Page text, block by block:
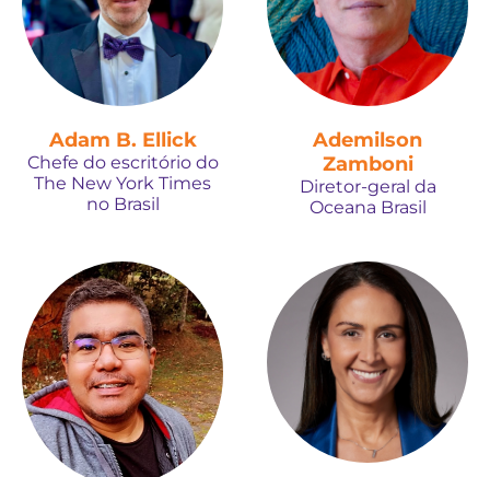
Adam B. Ellick
Chefe do escritório do
The New York Times
no Brasil
Ademilson
Zamboni
Diretor-geral da
Oceana Brasil